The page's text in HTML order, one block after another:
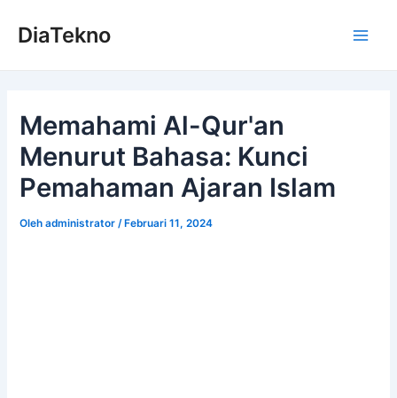
DiaTekno
Memahami Al-Qur'an
Menurut Bahasa: Kunci
Pemahaman Ajaran Islam
Olehadministrator /Februari 11, 2024